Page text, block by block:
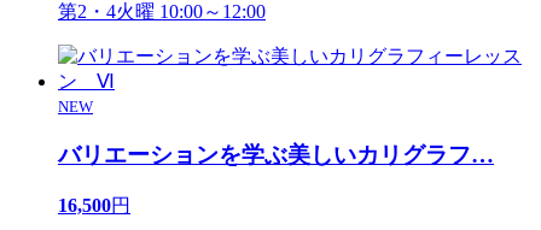
第2・4火曜 10:00～12:00
NEW
バリエーションを学ぶ美しいカリグラフ…
16,500円